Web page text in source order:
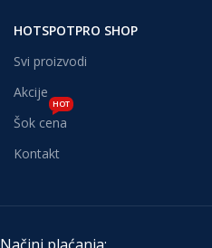
HOTSPOTPRO SHOP
Svi proizvodi
Akcije
Šok cena
HOT
Kontakt